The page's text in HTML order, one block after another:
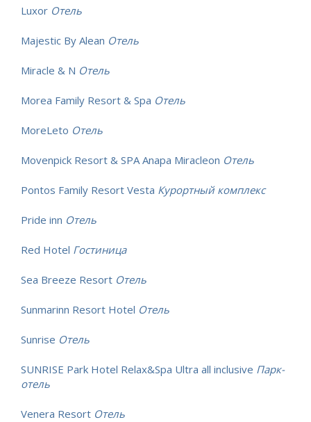
Luxor Отель
Majestic By Alean Отель
Miracle & N Отель
Morea Family Resort & Spa Отель
MoreLeto Отель
Movenpick Resort & SPA Anapa Miracleon Отель
Pontos Family Resort Vesta Курортный комплекс
Pride inn Отель
Red Hotel Гостиница
Sea Breeze Resort Отель
Sunmarinn Resort Hotel Отель
Sunrise Отель
SUNRISE Park Hotel Relax&Spa Ultra all inclusive Парк-
отель
Venera Resort Отель